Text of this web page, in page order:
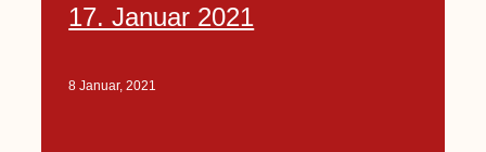
17. Januar 2021
8 Januar, 2021